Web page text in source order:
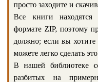
просто заходите и
Все книги
формате ZIP, поэтому
должно; если вы
можете легко сделать
В нашей библиотеке
разбитых на